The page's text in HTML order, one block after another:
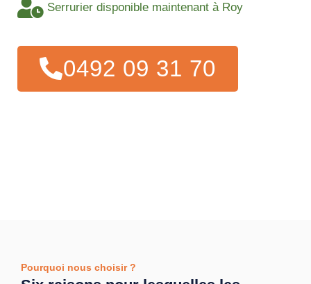
Serrurier disponible maintenant à Roy
0492 09 31 70
Pourquoi nous choisir ?